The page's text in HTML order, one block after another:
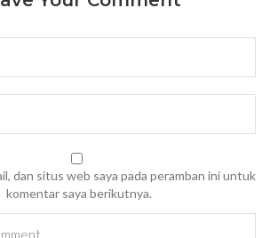
dan situs web saya pada peramban ini untuk
komentar saya berikutnya.